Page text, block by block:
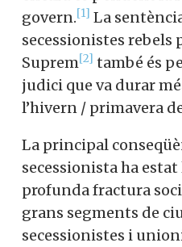
govern.[1] La
secessionistes
Suprem[2] també és
judici que va durar
l’hivern / primavera
La principal
secessionista ha estat
profunda fractura
grans segments de
secessionistes i